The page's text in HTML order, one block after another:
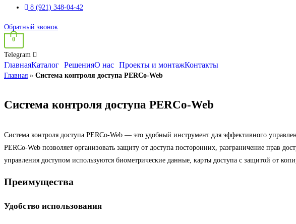
8 (921) 348-04-42
Обратный звонок
0
Telegram
ГлавнаяКаталог РешенияО нас Проекты и монтажКонтакты
Главная » Система контроля доступа PERCo-Web
Система контроля доступа PERCo-Web
Система контроля доступа PERCo-Web — это удобный инструмент для эффективного
PERCo-Web позволяет организовать защиту от доступа посторонних, разграничение прав
управления доступом используются биометрические данные, карты доступа с защитой от
Преимущества
Удобство использования